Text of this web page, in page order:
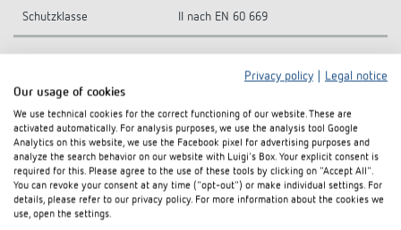
Schutzklasse II nach EN 60 669
Technische Zeichnungen
Privacy policy
Legal notice
Our usage of cookies
We use technical cookies for the correct functioning of our website. These are
activated automatically. For analysis purposes, we use the analysis tool Google
Analytics on this website, we use the Facebook pixel for advertising purposes and
analyze the search behavior on our website with Luigi's Box. Your explicit consent is
required for this. Please agree to the use of these tools by clicking on "Accept All".
You can revoke your consent at any time ("opt-out") or make individual settings. For
details, please refer to our privacy policy. For more information about the cookies we
use, open the settings.